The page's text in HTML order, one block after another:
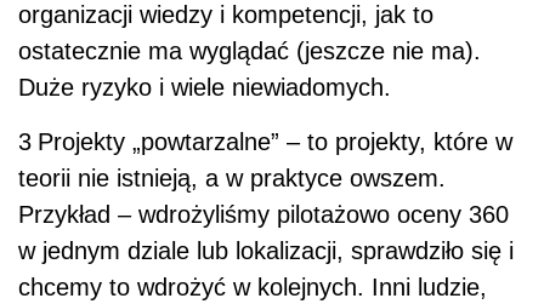
organizacji wiedzy i kompetencji, jak to
ostatecznie ma wyglądać (jeszcze nie ma).
Duże ryzyko i wiele niewiadomych.
3 Projekty „powtarzalne” – to projekty, które w
teorii nie istnieją, a w praktyce owszem.
Przykład – wdrożyliśmy pilotażowo oceny 360
w jednym dziale lub lokalizacji, sprawdziło się i
chcemy to wdrożyć w kolejnych. Inni ludzie,